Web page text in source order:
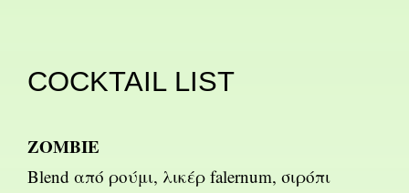
COCKTAIL LIST
ZOMBIE
Blend από ρούμι, λικέρ falernum, σιρόπι